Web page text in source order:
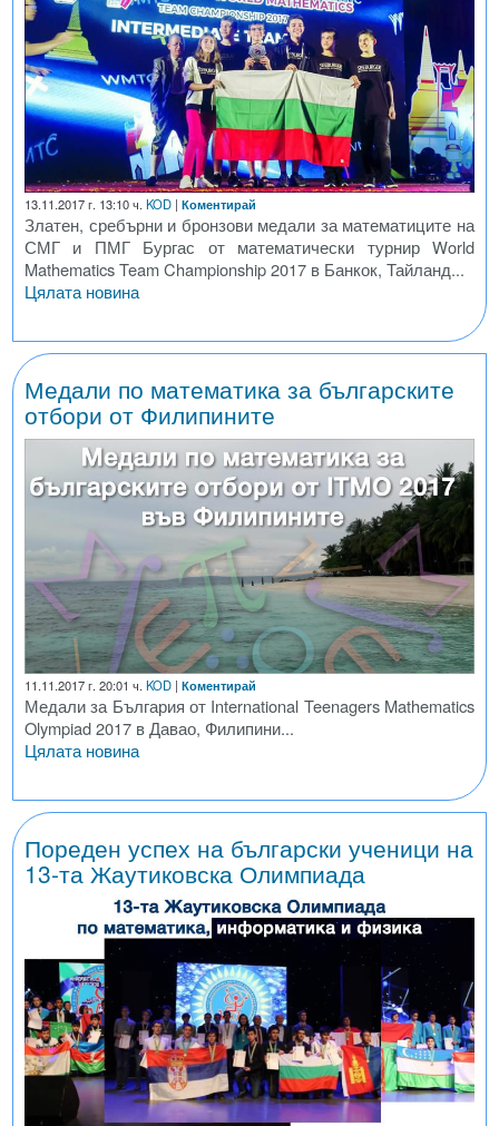
13.11.2017 г. 13:10 ч. KOD | Коментирай
Златен, сребърни и бронзови медали за математиците на
СМГ и ПМГ Бургас от математически турнир World
Mathematics Team Championship 2017 в Банкок, Тайланд...
Цялата новина
Медали по математика за българските
отбори от Филипините
11.11.2017 г. 20:01 ч. KOD | Коментирай
Медали за България от International Teenagers Mathematics
Olympiad 2017 в Давао, Филипини...
Цялата новина
Пореден успех на български ученици на
13-та Жаутиковска Олимпиада